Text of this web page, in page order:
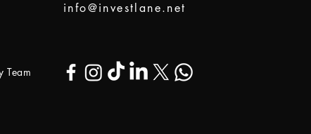
info@investlane.net
Team